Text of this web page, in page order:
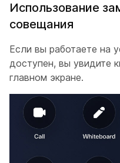
Использование
совещания
Если вы работаете на
доступен, вы увидите
главном экране.